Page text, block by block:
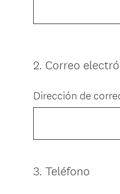
Question
2. Correo
Dirección de
Question
3. Teléfono